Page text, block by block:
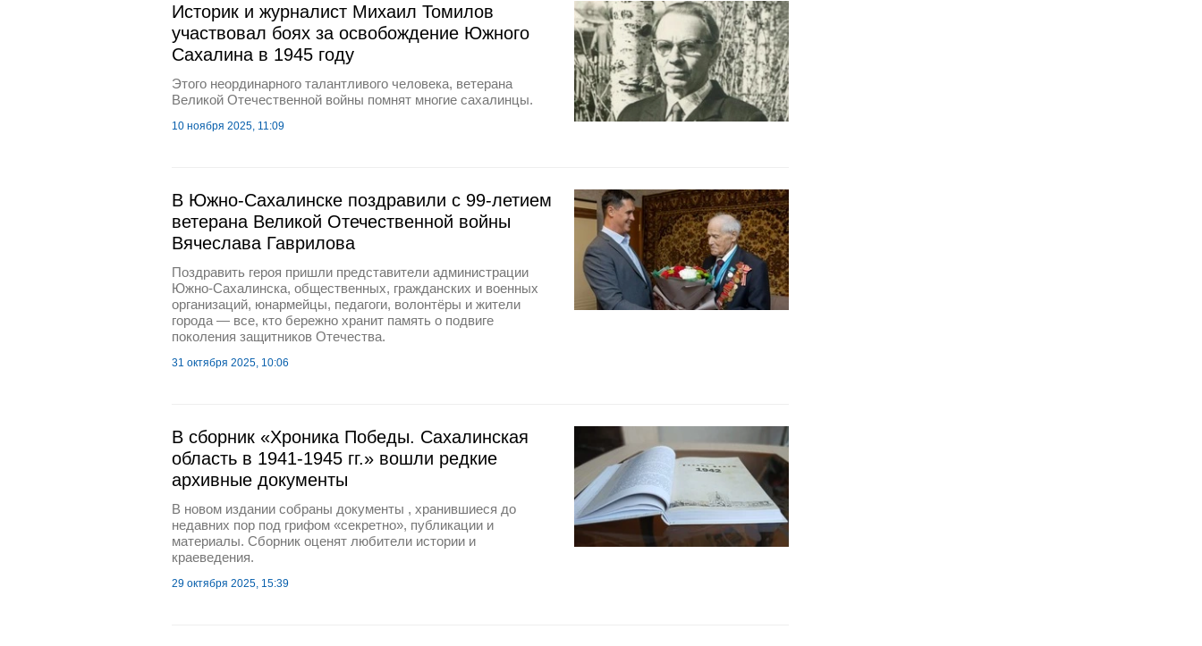
Историк и журналист Михаил Томилов
участвовал боях за освобождение Южного
Сахалина в 1945 году
Этого неординарного талантливого человека, ветерана
Великой Отечественной войны помнят многие сахалинцы.
10 ноября 2025, 11:09
В Южно-Сахалинске поздравили с 99-летием
ветерана Великой Отечественной войны
Вячеслава Гаврилова
Поздравить героя пришли представители администрации
Южно-Сахалинска, общественных, гражданских и военных
организаций, юнармейцы, педагоги, волонтёры и жители
города — все, кто бережно хранит память о подвиге
поколения защитников Отечества.
31 октября 2025, 10:06
В сборник «Хроника Победы. Сахалинская
область в 1941-1945 гг.» вошли редкие
архивные документы
В новом издании собраны документы , хранившиеся до
недавних пор под грифом «секретно», публикации и
материалы. Сборник оценят любители истории и
краеведения.
29 октября 2025, 15:39